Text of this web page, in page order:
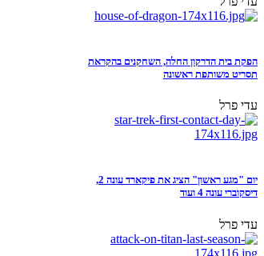
הפקת בית הדרקון החלה, השחקנים בהקראת
תסריט משותפת ראשונה
עדי פרל
יום "מגע ראשון" הציג את פיקארד עונה 2,
דיסקוברי עונה 4 ועוד
עדי פרל